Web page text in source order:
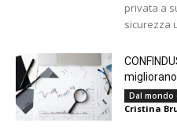
privata a
sicurezza
Dal mondo
Cristina